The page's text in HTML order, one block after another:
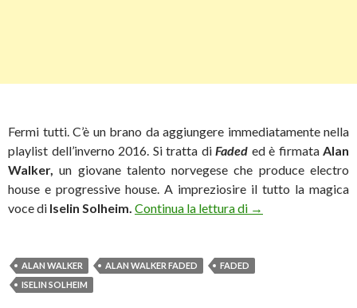
Fermi tutti. C’è un brano da aggiungere immediatamente nella
playlist dell’inverno 2016. Si tratta di Faded ed è firmata Alan
Walker,un giovane talento norvegese che produce electro
house e progressive house. A impreziosire il tutto la magica
voce di Iselin Solheim. Continua la lettura di Ascolta “Faded”,
→
ALAN WALKER ALAN WALKER FADED
FADED
ISELIN SOLHEIM